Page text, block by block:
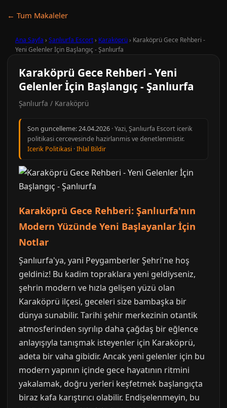
← Tum Makaleler
Ana Sayfa › Şanlıurfa Escort› Karaköprü› Karaköprü Gece Rehberi -
Yeni Gelenler İçin Başlangıç - Şanlıurfa
Karaköprü Gece Rehberi - Yeni
Gelenler İçin Başlangıç - Şanlıurfa
Şanlıurfa / Karaköprü
Son guncelleme:24.04.2026 · Yazi, Şanlıurfa Escort icerik
politikasi cercevesinde hazirlanmis ve denetlenmistir.
Icerik Politikasi ·Ihlal Bildir
Karaköprü Gece Rehberi: Şanlıurfa'nın
Modern Yüzünde Yeni Başlayanlar İçin
Notlar
Şanlıurfa'ya, yani Peygamberler Şehri'ne hoş
geldiniz! Bu kadim topraklara yeni geldiyseniz,
şehrin modern ve hızla gelişen yüzü olan
Karaköprü ilçesi, geceleri size bambaşka bir
dünya sunabilir. Tarihi şehir merkezinin otantik
atmosferinden sıyrılıp daha çağdaş bir eğlence
anlayışıyla tanışmak isteyenler için Karaköprü,
adeta bir vaha gibidir. Ancak yeni gelenler için bu
modern yapının içinde gece hayatının ritmini
yakalamak, doğru yerleri keşfetmek başlangıçta
biraz kafa karıştırıcı olabilir. Endişelenmeyin, bu